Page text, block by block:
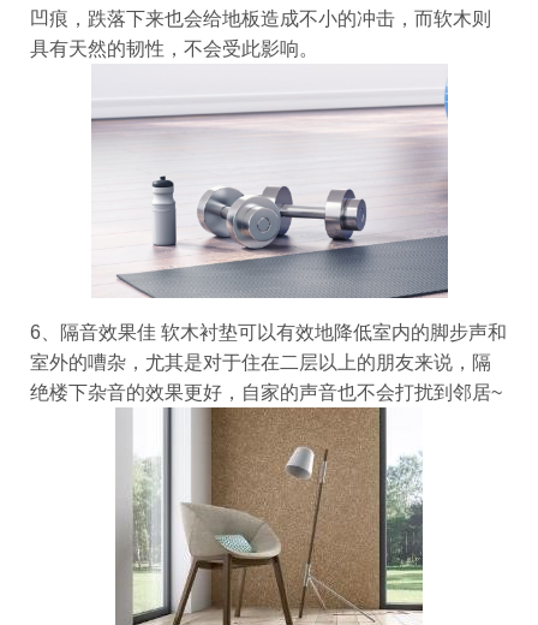
凹痕，跌落下来也会给地板造成不小的冲击，而软木则
具有天然的韧性，不会受此影响。
6、隔音效果佳 软木衬垫可以有效地降低室内的脚步声和
室外的嘈杂，尤其是对于住在二层以上的朋友来说，隔
绝楼下杂音的效果更好，自家的声音也不会打扰到邻居~